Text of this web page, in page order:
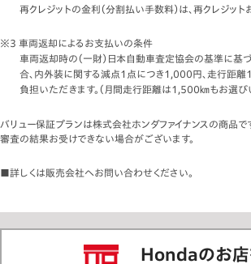
再クレジットの金利（分割払い手数料）は、再クレジッ
※3 車両返却によるお支払いの条件
車両返却時の（一財）日本自動車査定協会の基準に基
合、内外装に関する減点1点につき1,000円、走行距
負担いただきます。（月間走行距離は1,500㎞もお選び
バリュー保証プランは株式会社ホンダファイナンスの商品で
審査の結果お受けできない場合がございます。
■詳しくは販売会社へお問い合わせください。
Hondaのお店